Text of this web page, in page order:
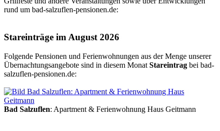
rund um bad-salzuflen-pensionen.de:
Stareinträge im August 2026
Folgende Pensionen und Ferienwohnungen aus der Menge unserer
Übernachtungsangebote sind in diesem Monat Stareintrag bei bad-
salzuflen-pensionen.de:
Bad Salzuflen: Apartment & Ferienwohnung Haus Geitmann